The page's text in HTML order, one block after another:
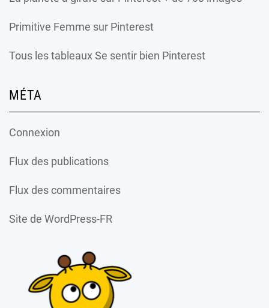
Primitive Femme sur Pinterest
Tous les tableaux Se sentir bien Pinterest
MÉTA
Connexion
Flux des publications
Flux des commentaires
Site de WordPress-FR